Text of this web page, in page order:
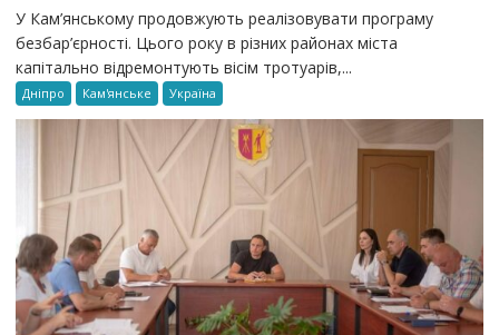
У Кам’янському продовжують реалізовувати програму
безбар’єрності. Цього року в різних районах міста
капітально відремонтують вісім тротуарів,...
Дніпро Кам'янське Україна